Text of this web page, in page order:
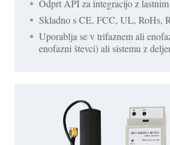
Odprt API za integracijo z
Skladno s CE, FCC, UL, RoHs,
Uporablja se v trifaznem ali
enofazni števci) ali sistemu z